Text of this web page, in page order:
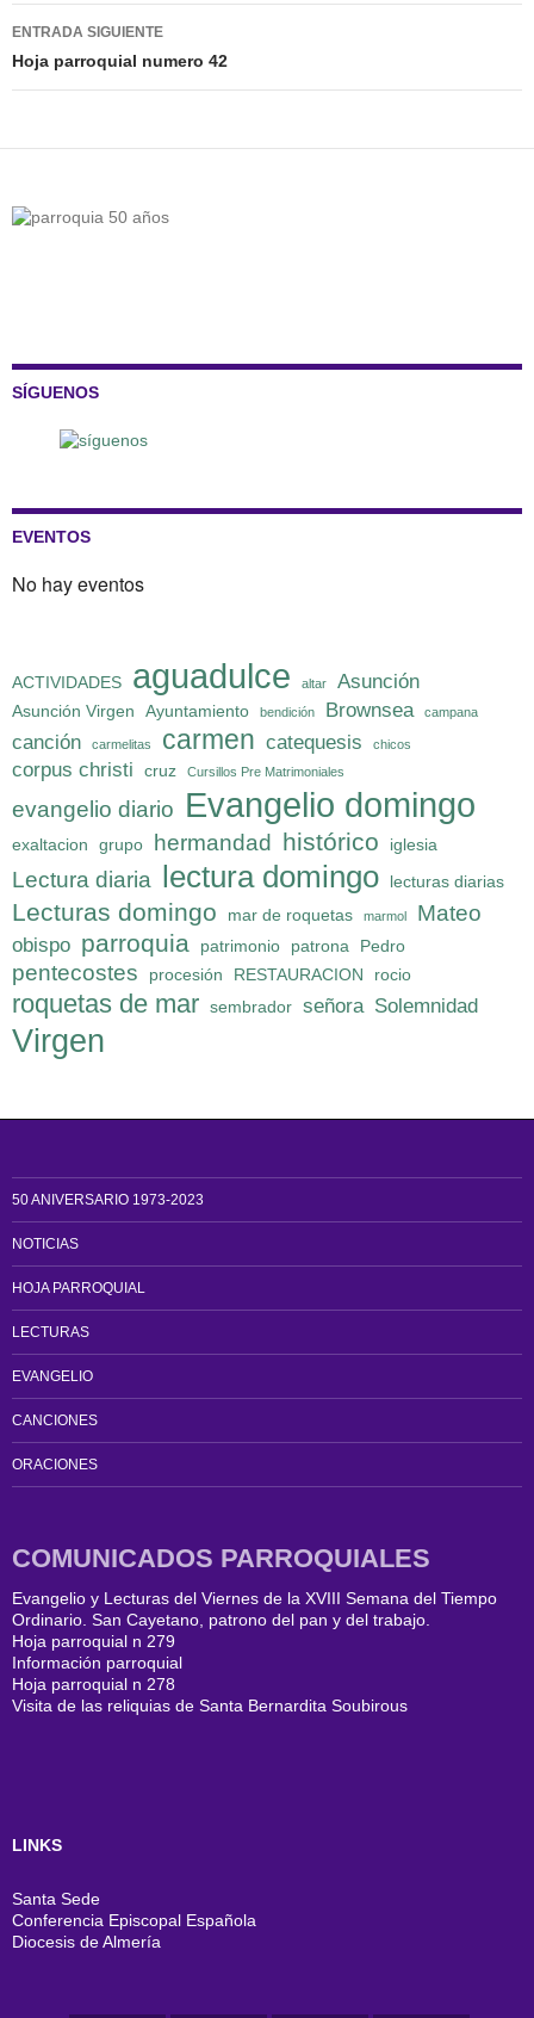
entradas
ENTRADA SIGUIENTE
Hoja parroquial numero 42
SÍGUENOS
EVENTOS
No hay eventos
ACTIVIDADES aguadulce altar Asunción
Asunción Virgen Ayuntamiento bendición Brownsea campana
canción carmelitas carmen catequesis chicos
corpus christi cruz Cursillos Pre Matrimoniales
evangelio diario Evangelio domingo
exaltacion grupo hermandad histórico iglesia
Lectura diaria lectura domingo lecturas diarias
Lecturas domingo mar de roquetas marmol Mateo
obispo parroquia patrimonio patrona Pedro
pentecostes procesión RESTAURACION rocio
roquetas de mar sembrador señora Solemnidad
Virgen
50 ANIVERSARIO 1973-2023
NOTICIAS
HOJA PARROQUIAL
LECTURAS
EVANGELIO
CANCIONES
ORACIONES
COMUNICADOS PARROQUIALES
Evangelio y Lecturas del Viernes de la XVIII Semana del Tiempo
Ordinario. San Cayetano, patrono del pan y del trabajo.
Hoja parroquial n 279
Información parroquial
Hoja parroquial n 278
Visita de las reliquias de Santa Bernardita Soubirous
LINKS
Santa Sede
Conferencia Episcopal Española
Diocesis de Almería